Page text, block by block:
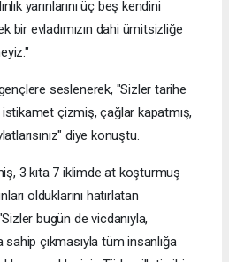
yarınlarını üç beş kendini
bir evladımızın dahi ümitsizliğe
seslenerek, "Sizler tarihe
çizmiş, çağlar kapatmış,
diye konuştu.
3 kıta 7 iklimde at koşturmuş
olduklarını hatırlatan
bugün de vicdanıyla,
çıkmasıyla tüm insanlığa